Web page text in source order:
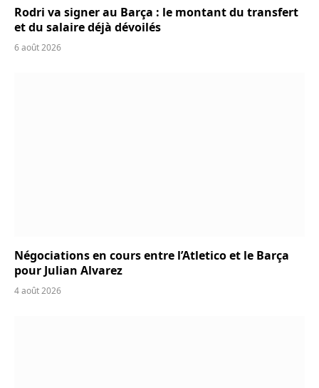
Rodri va signer au Barça : le montant du transfert
et du salaire déjà dévoilés
6 août 2026
Négociations en cours entre l’Atletico et le Barça
pour Julian Alvarez
4 août 2026